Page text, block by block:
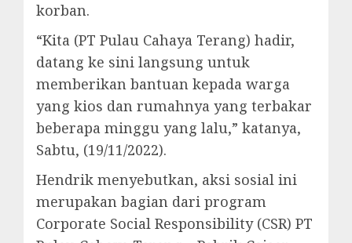
korban.
“Kita (PT Pulau Cahaya Terang) hadir,
datang ke sini langsung untuk
memberikan bantuan kepada warga
yang kios dan rumahnya yang terbakar
beberapa minggu yang lalu,” katanya,
Sabtu, (19/11/2022).
Hendrik menyebutkan, aksi sosial ini
merupakan bagian dari program
Corporate Social Responsibility (CSR) PT